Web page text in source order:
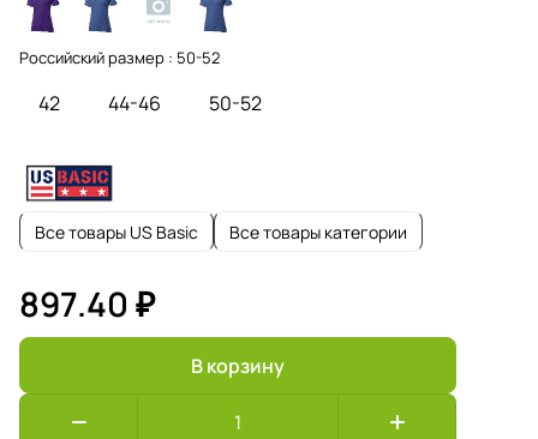
Российский размер : 50-52
42 44-46 50-52
Все товары US Basic Все товары категории
897.40 ₽
В корзину